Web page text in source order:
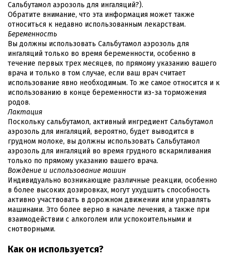
Сальбутамол аэрозоль для ингаляций?).
Обратите внимание, что эта информация может также
относиться к недавно использованным лекарствам.
Беременность
Вы должны использовать Сальбутамол аэрозоль для
ингаляций только во время беременности, особенно в
течение первых трех месяцев, по прямому указанию вашего
врача и только в том случае, если ваш врач считает
использование явно необходимым. То же самое относится и к
использованию в конце беременности из-за торможения
родов.
Лактация
Поскольку сальбутамол, активный ингредиент Сальбутамол
аэрозоль для ингаляций, вероятно, будет выводится в
грудном молоке, вы должны использовать Сальбутамол
аэрозоль для ингаляций во время грудного вскармливания
только по прямому указанию вашего врача.
Вождение и использование машин
Индивидуально возникающие различные реакции, особенно
в более высоких дозировках, могут ухудшить способность
активно участвовать в дорожном движении или управлять
машинами. Это более верно в начале лечения, а также при
взаимодействии с алкоголем или успокоительными и
снотворными.
Как он используется?